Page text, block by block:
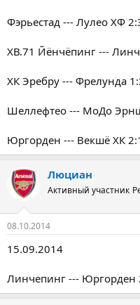
Фэрьестад --- Лулео ХФ
ХВ.71 Йёнчёпинг ---
ХК Эребру --- Фрелунда
Шеллефтео --- МоДо
Юргорден --- Векшё ХК
Люциан
Активный участник
08.10.2014
15.09.2014
Линчепинг --- Юргорден